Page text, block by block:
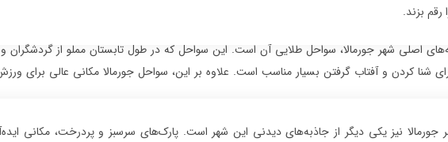
رقم بزند.
اصلی شهر جورمالا، سواحل طلایی آن است. این سواحل که در طول تابستان مملو از
شنا کردن و آفتاب گرفتن بسیار مناسب است. علاوه بر این، سواحل جورمالا مکانی عالی برای
جورمالا نیز یکی دیگر از جاذبه‌های دیدنی این شهر است. پارک‌های سرسبز و پردرخت، مکانی